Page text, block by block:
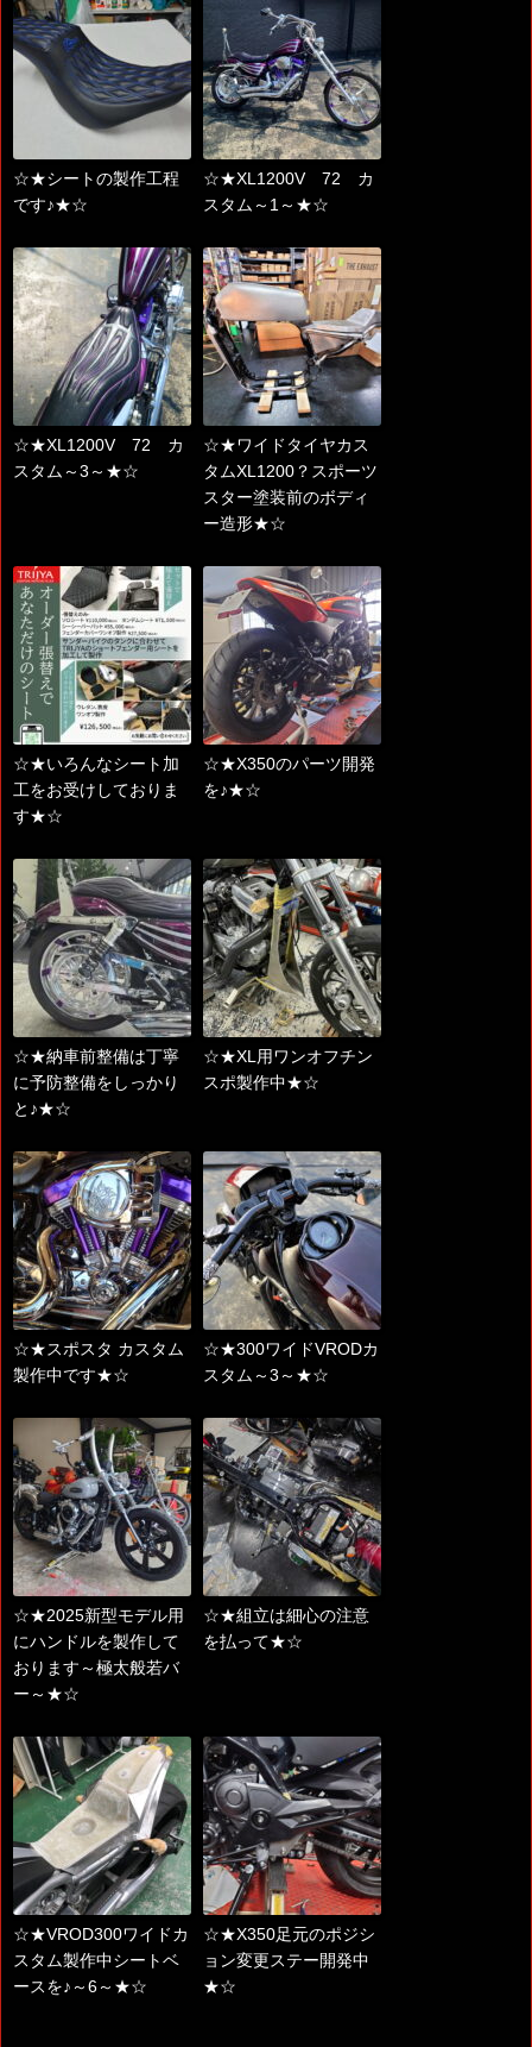
☆★シートの製作工程
です♪★☆
☆★XL1200V 72 カ
スタム～1～★☆
☆★XL1200V 72 カ
スタム～3～★☆
☆★ワイドタイヤカス
タムXL1200？スポーツ
スター塗装前のボディ
ー造形★☆
☆★いろんなシート加
工をお受けしておりま
す★☆
☆★X350のパーツ開発
を♪★☆
☆★納車前整備は丁寧
に予防整備をしっかり
と♪★☆
☆★XL用ワンオフチン
スポ製作中★☆
☆★スポスタ カスタム
製作中です★☆
☆★300ワイドVRODカ
スタム～3～★☆
☆★2025新型モデル用
にハンドルを製作して
おります～極太般若バ
ー～★☆
☆★組立は細心の注意
を払って★☆
☆★VROD300ワイドカ
スタム製作中シートベ
ースを♪～6～★☆
☆★X350足元のポジシ
ョン変更ステー開発中
★☆